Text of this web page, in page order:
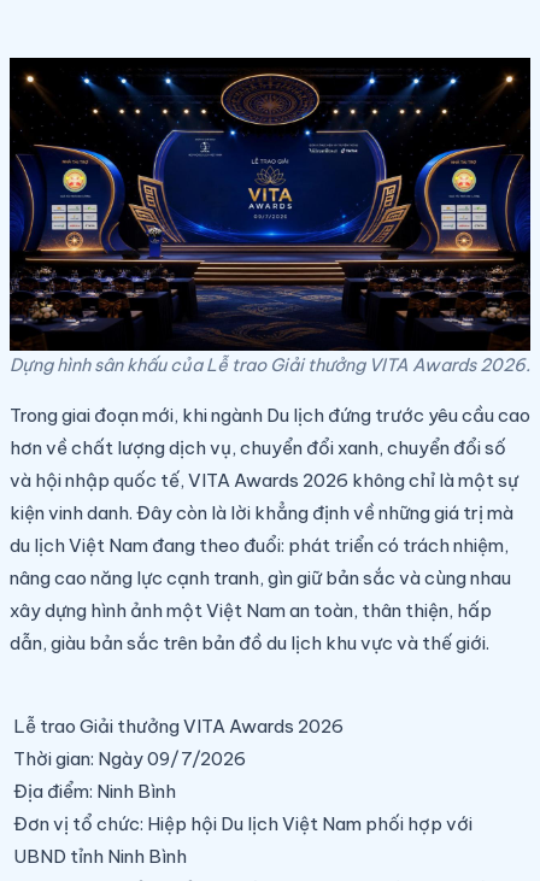
Dựng hình sân khấu của Lễ trao Giải thưởng VITA Awards 2026.
Trong giai đoạn mới, khi ngành Du lịch đứng trước yêu cầu cao
hơn về chất lượng dịch vụ, chuyển đổi xanh, chuyển đổi số
và hội nhập quốc tế, VITA Awards 2026 không chỉ là một sự
kiện vinh danh. Đây còn là lời khẳng định về những giá trị mà
du lịch Việt Nam đang theo đuổi: phát triển có trách nhiệm,
nâng cao năng lực cạnh tranh, gìn giữ bản sắc và cùng nhau
xây dựng hình ảnh một Việt Nam an toàn, thân thiện, hấp
dẫn, giàu bản sắc trên bản đồ du lịch khu vực và thế giới.
Lễ trao Giải thưởng VITA Awards 2026
Thời gian: Ngày 09/7/2026
Địa điểm: Ninh Bình
Đơn vị tổ chức: Hiệp hội Du lịch Việt Nam phối hợp với
UBND tỉnh Ninh Bình